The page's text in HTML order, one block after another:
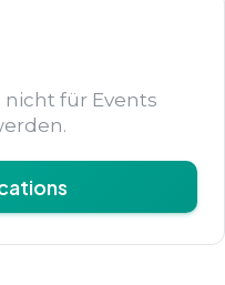
für Events